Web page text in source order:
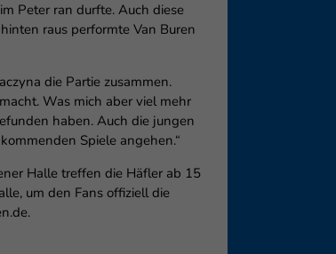
Peter ran durfte. Auch diese
raus performte Van Buren
die Partie zusammen.
Was mich aber viel mehr
haben. Auch die jungen
Spiele angehen.“
Halle treffen die Häfler ab 15
um den Fans offiziell die